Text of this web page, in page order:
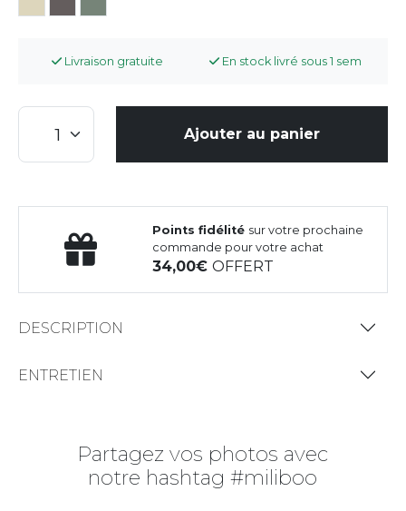
Livraison gratuite En stock livré sous 1 sem
Ajouter au panier
Points fidélité sur votre prochaine
commande pour votre achat
34,00OFFERT
DESCRIPTION
ENTRETIEN
Partagez vos photos avec
notre hashtag #miliboo